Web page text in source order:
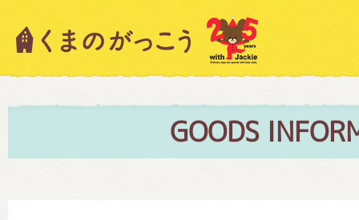
GOODS
キャラクター紹介